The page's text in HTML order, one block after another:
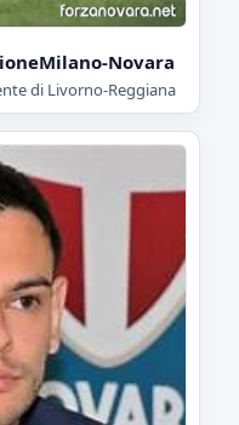
Novara
di Livorno-Reggiana